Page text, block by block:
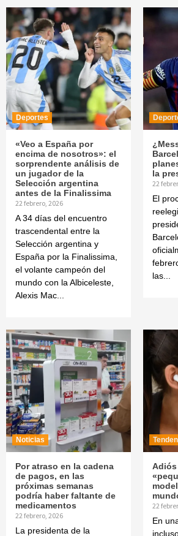
Deportes
«Veo a España por
encima de nosotros»: el
sorprendente análisis de
un jugador de la
Selección argentina
antes de la Finalissima
22 febrero, 2026
A 34 días del encuentro
trascendental entre la
Selección argentina y
España por la Finalissima,
el volante campeón del
mundo con la Albiceleste,
Alexis Mac...
la
22
El
las...
Noticias
Por atraso en la cadena
de pagos, en las
próximas semanas
podría haber faltante de
medicamentos
22 febrero, 2026
La presidenta de la
Adiós
22
En